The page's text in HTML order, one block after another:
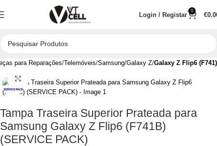
Login / Registar
0
€
para Reparações Telemóveis Samsung Galaxy Z Galaxy Z Flip6 (F741)
Clique para aumentar
Tampa Traseira Superior Prateada para
Samsung Galaxy Z Flip6 (F741B)
(SERVICE PACK)